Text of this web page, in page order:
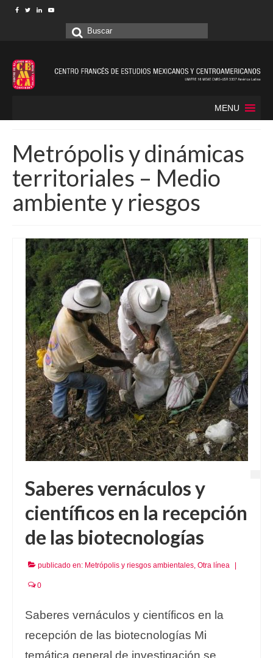
Buscar
MENU
Metrópolis y dinámicas
territoriales – Medio
ambiente y riesgos
Saberes vernáculos y
científicos en la recepción
de las biotecnologías
publicado en: Metrópolis y riesgos ambientales, Otra línea
0
Saberes vernáculos y científicos en la
recepción de las biotecnologías Mi